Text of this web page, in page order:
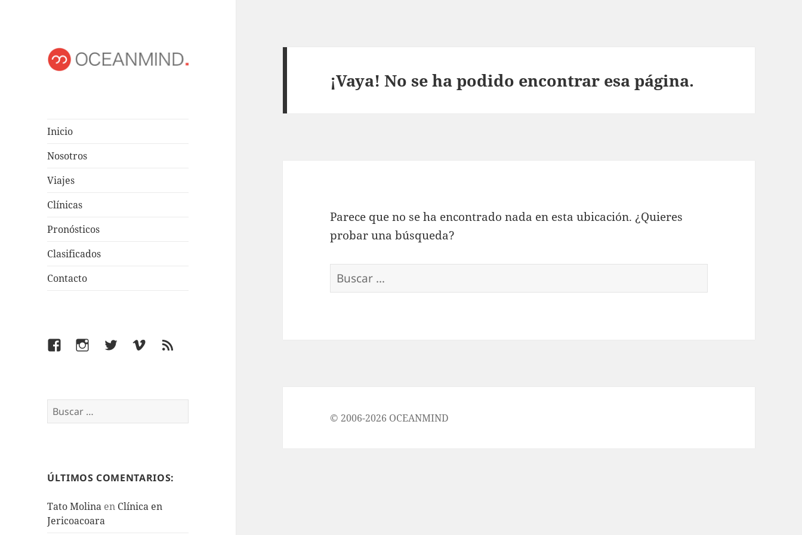
Inicio
Nosotros
Viajes
Clínicas
Pronósticos
Clasificados
Contacto
FacebookInstagramTwitterVimeoFeed
Buscar:
ÚLTIMOS COMENTARIOS:
Tato Molina en Clínica en
Jericoacoara
¡Vaya! No se ha podido encontrar esa página.
Parece que no se ha encontrado nada en esta ubicación. ¿Quieres
probar una búsqueda?
Buscar:
© 2006-2026 OCEANMIND